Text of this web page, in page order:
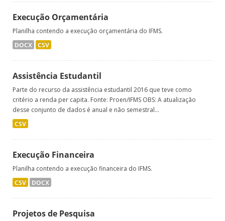
Execução Orçamentária
Planilha contendo a execução orçamentária do IFMS.
DOCX CSV
Assistência Estudantil
Parte do recurso da assistência estudantil 2016 que teve como
critério a renda per capita. Fonte: Proen/IFMS OBS: A atualização
desse conjunto de dados é anual e não semestral...
CSV
Execução Financeira
Planilha contendo a execução financeira do IFMS.
CSV DOCX
Projetos de Pesquisa